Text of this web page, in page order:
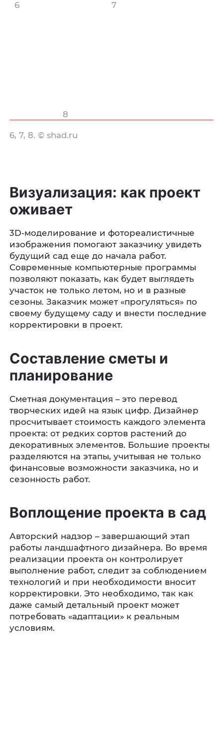
6 7
8
6, 7, 8. © shad.ru
Визуализация: как проект
оживает
3D-моделирование и фотореалистичные
изображения помогают заказчику увидеть
будущий сад еще до начала работ.
Современные компьютерные программы
позволяют показать, как будет выглядеть
участок не только летом, но и в разные
сезоны. Заказчик может «прогуляться» по
своему будущему саду и внести последние
корректировки в проект.
Составление сметы и
планирование
Сметная документация – это перевод
творческих идей на язык цифр. Дизайнер
просчитывает стоимость каждого элемента
проекта: от редких сортов растений до
декоративных элементов. Большие проекты
разделяются на этапы, учитывая не только
финансовые возможности заказчика, но и
сезонность работ.
Воплощение проекта в сад
Авторский надзор – завершающий этап
работы ландшафтного дизайнера. Во время
реализации проекта он контролирует
выполнение работ, следит за соблюдением
технологий и при необходимости вносит
корректировки. Это необходимо, так как
даже самый детальный проект может
потребовать «адаптации» к реальным
условиям.